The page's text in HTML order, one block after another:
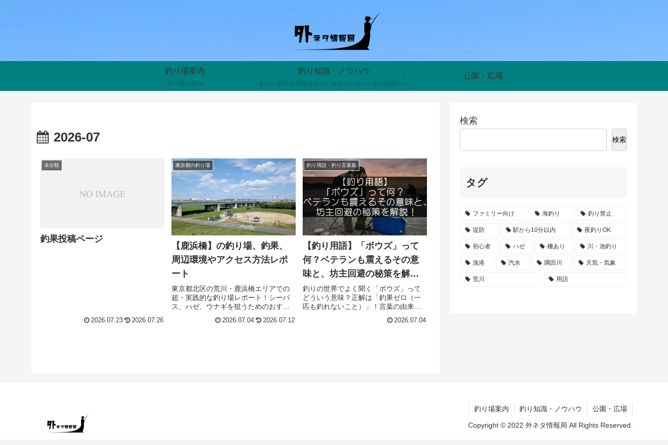
釣り場案内
釣り場の案内
釣り知識・ノウハウ
釣りに関する知識をもっと深めたい方へ！魚の生態や習性、釣り具の歴史、知って得する裏話まで、釣りにまつわる奥深い雑学を分かりやすく解説。あなたの釣果を上げ、趣味の面白さを倍増させる面白くて役に立つトリビアが満載です。
公園・広場
2026-07
未分類
釣果投稿ページ
2026.07.23 2026.07.26
東京都の釣り場
【鹿浜橋】の釣り場、釣果、
周辺環境やアクセス方法レポ
ート
東京都北区の荒川・鹿浜橋エリアでの
超・実践的な釣り場レポート！シーバ
ス、ハゼ、ウナギを狙うためのおすす
を狙い撃つルアー攻略法を徹底解説。
2026.07.04 2026.07.12
釣り用語・釣り言葉集
【釣り用語】「ボウズ」って
何？ベテランも震えるその意
味と、坊主回避の秘策を解
説！
釣りの世界でよく聞く「ボウズ」って
どういう意味？正解は「釣果ゼロ（一
匹も釣れないこと）」！言葉の由来か
ウズの悲惨なエピソード、絶対に魚の
2026.07.04
検索
検索
タグ
ファミリー向け 海釣り 釣り禁止
堤防 駅から10分以内 夜釣りOK
初心者 ハゼ 柵あり 川・池釣り
漁港 汽水 隅田川 天気・気象
荒川 用語
釣り場案内 釣り知識・ノウハウ 公園・広場
Copyright © 2022 外ネタ情報局 All Rights Reserved.